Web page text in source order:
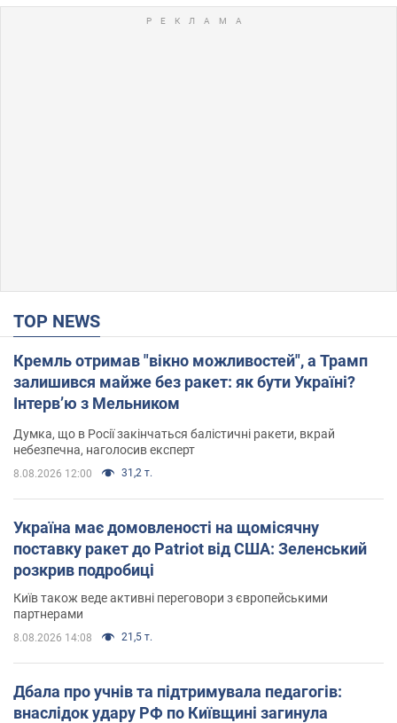
TOP NEWS
Кремль отримав "вікно можливостей", а Трамп
залишився майже без ракет: як бути Україні?
Інтерв’ю з Мельником
Думка, що в Росії закінчаться балістичні ракети, вкрай
небезпечна, наголосив експерт
8.08.2026 12:00 31,2 т.
Україна має домовленості на щомісячну
поставку ракет до Patriot від США: Зеленський
розкрив подробиці
Київ також веде активні переговори з європейськими
партнерами
8.08.2026 14:08 21,5 т.
Дбала про учнів та підтримувала педагогів:
внаслідок удару РФ по Київщині загинула